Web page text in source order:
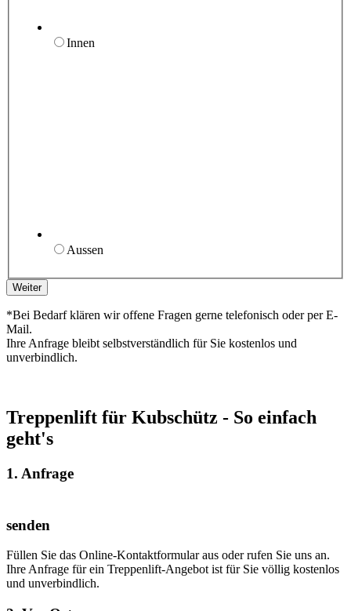
Innen
Aussen
Weiter
*Bei Bedarf klären wir offene Fragen gerne telefonisch oder per E-
Mail.
Ihre Anfrage bleibt selbstverständlich für Sie kostenlos und
unverbindlich.
Treppenlift für Kubschütz - So einfach
geht's
1. Anfrage
senden
Füllen Sie das Online-Kontaktformular aus oder rufen Sie uns an.
Ihre Anfrage für ein Treppenlift-Angebot ist für Sie völlig kostenlos
und unverbindlich.